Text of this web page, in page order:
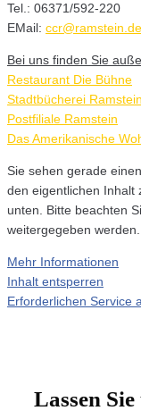
Tel.: 06371/592-220
EMail: ccr@ramstein.de
Bei uns finden Sie
Restaurant Die Bühne
Stadtbücherei Ramstein
Postfiliale Ramstein
Das Amerikanische
Sie sehen gerade
den eigentlichen Inhalt
unten. Bitte beachten
weitergegeben werden.
Mehr Informationen
Inhalt entsperren
Erforderlichen Service
Lassen